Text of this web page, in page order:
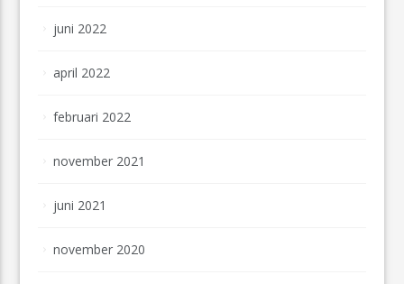
juni 2022
april 2022
februari 2022
november 2021
juni 2021
november 2020